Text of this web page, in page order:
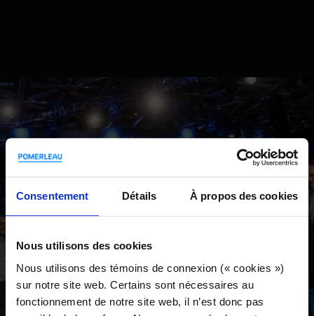
Consentement Détails À propos des cookies
Nous utilisons des cookies
Nous utilisons des témoins de connexion (« cookies »)
sur notre site web. Certains sont nécessaires au
fonctionnement de notre site web, il n’est donc pas